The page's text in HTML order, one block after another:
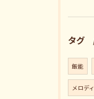
タグ
飯能
メロディ